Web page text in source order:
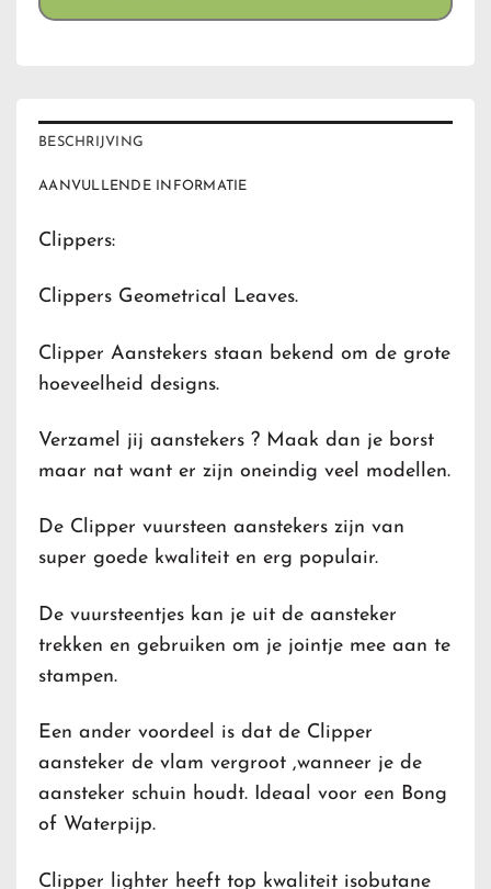
BESCHRIJVING
AANVULLENDE INFORMATIE
Clippers:
Clippers Geometrical Leaves.
Clipper Aanstekers staan bekend om de grote
hoeveelheid designs.
Verzamel jij aanstekers ? Maak dan je borst
maar nat want er zijn oneindig veel modellen.
De Clipper vuursteen aanstekers zijn van
super goede kwaliteit en erg populair.
De vuursteentjes kan je uit de aansteker
trekken en gebruiken om je jointje mee aan te
stampen.
Een ander voordeel is dat de Clipper
aansteker de vlam vergroot ,wanneer je de
aansteker schuin houdt. Ideaal voor een Bong
of Waterpijp.
Clipper lighter heeft top kwaliteit isobutane